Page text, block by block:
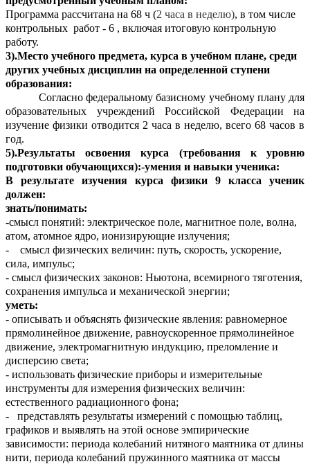
Программа рассчитана на 68 ч (2 часа в неделю), в том числе
контрольных работ - 6 , включая итоговую контрольную
работу.
3).Место учебного предмета, курса в учебном плане, среди
других учебных дисциплин на определенной ступени
образования:
Согласно федеральному базисному учебному плану для
образовательных учреждений Российской Федерации на
изучение физики отводится 2 часа в неделю, всего 68 часов в
год.
5).Результаты освоения курса (требования к уровню
подготовки обучающихся):-умения и навыки ученика:
В результате изучения курса физики 9 класса ученик
должен:
знать/понимать:
-смысл понятий: электрическое поле, магнитное поле, волна,
атом, атомное ядро, ионизирующие излучения;
-
смысл физических величин: путь, скорость, ускорение,
сила, импульс;
- смысл физических законов: Ньютона, всемирного тяготения,
сохранения импульса и механической энергии;
уметь:
- описывать и объяснять физические явления: равномерное
прямолинейное движение, равноускоренное прямолинейное
движение, электромагнитную индукцию, преломление и
дисперсию света;
- использовать физические приборы и измерительные
инструменты для измерения физических величин:
естественного радиационного фона;
-
представлять результаты измерений с помощью таблиц,
графиков и выявлять на этой основе эмпирические
зависимости: периода колебаний нитяного маятника от длины
нити, периода колебаний пружинного маятника от массы